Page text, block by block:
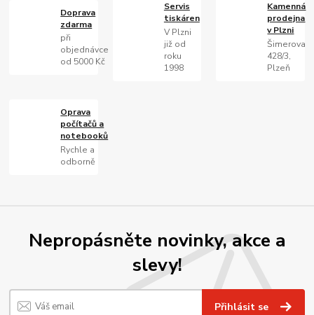
Doprava
zdarma
při
objednávce
od 5000 Kč
Servis
tiskáren
V Plzni
již od
roku
1998
Kamenná
prodejna
v Plzni
Šimerova
428/3,
Plzeň
Oprava
počítačů a
notebooků
Rychle a
odborně
Nepropásněte novinky, akce a
slevy!
Přihlásit se